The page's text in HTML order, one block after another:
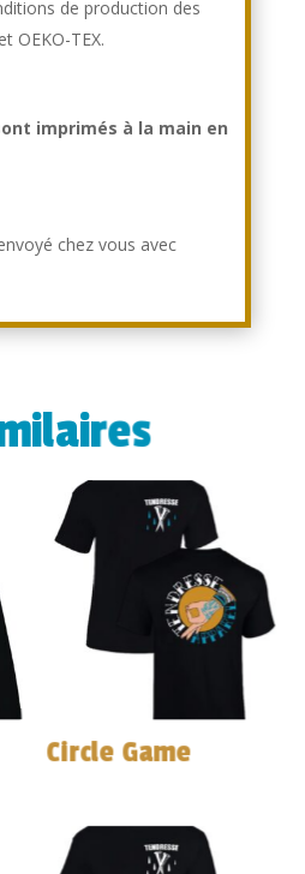
de production des
OEKO-TEX.
imprimés à la main en
chez vous avec
Circle Game